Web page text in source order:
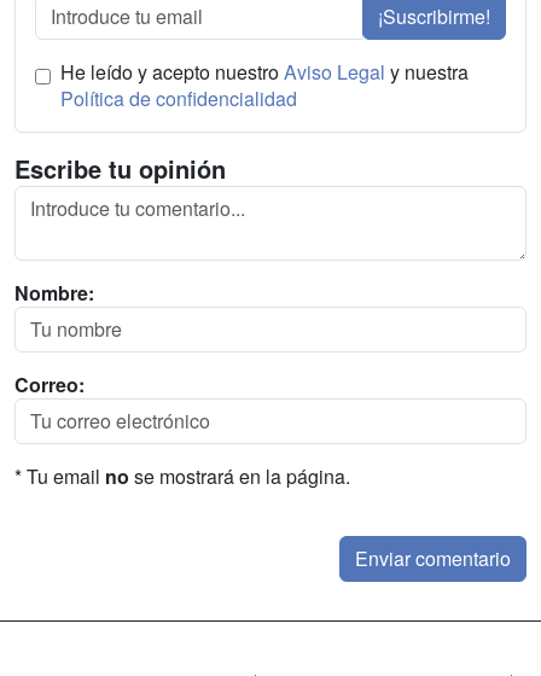
¡Suscribirme!
He leído y acepto nuestroAviso Legal y nuestra
Política de confidencialidad
Escribe tu opinión
Nombre:
Correo:
* Tu email no se mostrará en la página.